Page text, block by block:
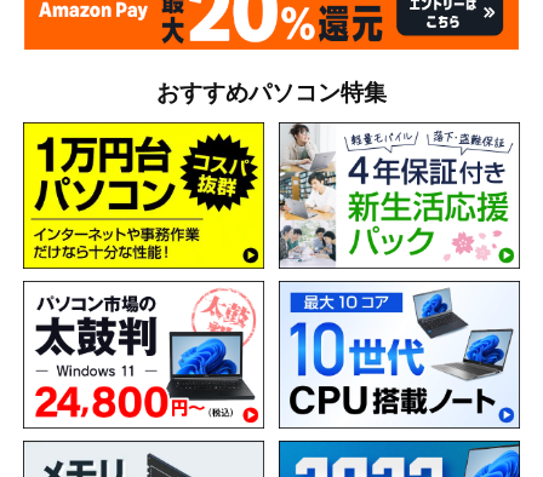
おすすめパソコン特集